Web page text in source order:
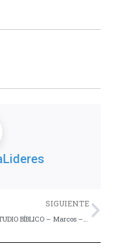
SIGUIENTE
ESTUDIO BÍBLICO – Marcos – Lección 14